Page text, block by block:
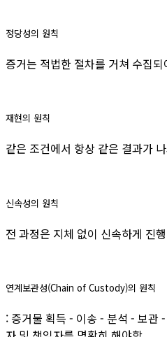
정당성의 원칙
증거는 적법한 절차를 거쳐 수집
재현의 원칙
같은 조건에서 항상 같은 결과가
신속성의 원칙
전 과정은 지체 없이 신속하게 진
연계보관성(Chain of Custody)의 원칙
: 증거물 획득 - 이송 - 분석 - 보관